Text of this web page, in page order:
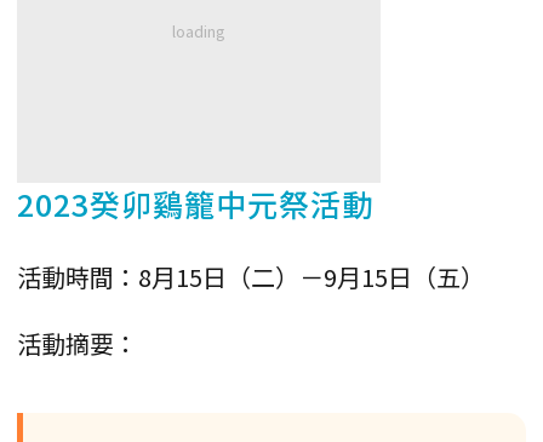
2023癸卯鷄籠中元祭活動
活動時間：8月15日（二）－9月15日（五）
活動摘要：